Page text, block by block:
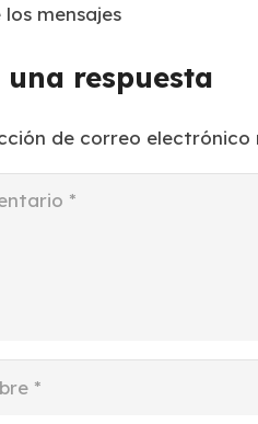
los mensajes
una respuesta
de correo electrónico